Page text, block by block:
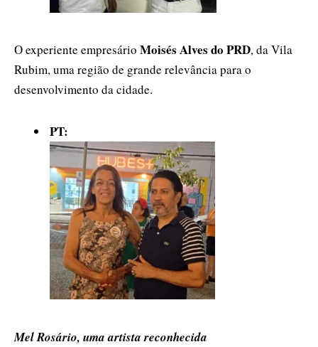
O experiente empresário Moisés Alves do PRD, da Vila
Rubim, uma região de grande relevância para o
desenvolvimento da cidade.
PT:
Mel Rosário, uma artista reconhecida